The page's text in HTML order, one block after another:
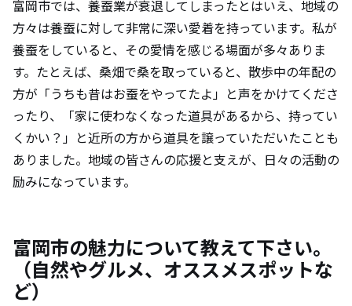
富岡市では、養蚕業が衰退してしまったとはいえ、地域の
方々は養蚕に対して非常に深い愛着を持っています。私が
養蚕をしていると、その愛情を感じる場面が多々ありま
す。たとえば、桑畑で桑を取っていると、散歩中の年配の
方が「うちも昔はお蚕をやってたよ」と声をかけてくださ
ったり、「家に使わなくなった道具があるから、持ってい
くかい？」と近所の方から道具を譲っていただいたことも
ありました。地域の皆さんの応援と支えが、日々の活動の
励みになっています。
富岡市の魅力について教えて下さい。
（自然やグルメ、オススメスポットな
ど）